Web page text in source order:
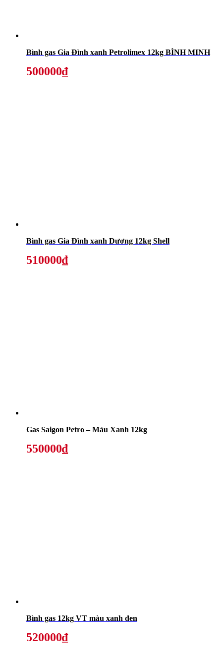
Bình gas Gia Đình xanh Petrolimex 12kg BÌNH MINH
500000₫
Bình gas Gia Đình xanh Dương 12kg Shell
510000₫
Gas Saigon Petro – Màu Xanh 12kg
550000₫
Bình gas 12kg VT màu xanh đen
520000₫